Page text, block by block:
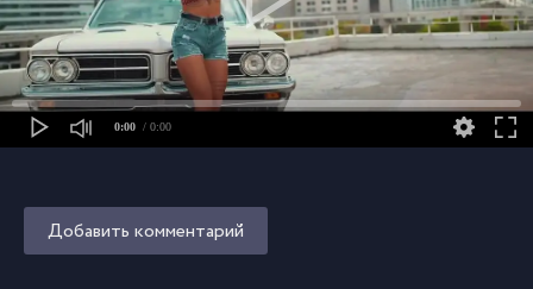
0:00 / 0:00
Добавить комментарий